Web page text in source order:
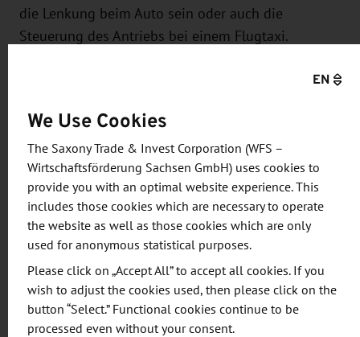
die Lenkung beim Auto sein oder auch die
Steuerung des Antriebs bei einem Flugtaxi.
Wesentliche Basis für die Entwicklung im Projekt
(Fully Depleted Silicon On Insulator) des OCEAN12-
Projektpartners Globalfoundries. Dahinter steckt
ein Fertigungsansatz für Halbleiter, bei dem eine
zusätzlich eingebrachte, sehr dünne
Isolationsschicht im Chip die sogenannten
Rechengeschwindigkeit. Auf Basis dieser
Technologie können die Partner des
Forschungsverbundes anschließend Komponenten
EN
We Use Cookies
The Saxony Trade & Invest Corporation (WFS –
Wirtschaftsförderung Sachsen GmbH) uses cookies to
provide you with an optimal website experience. This
includes those cookies which are necessary to operate
the website as well as those cookies which are only
used for anonymous statistical purposes.
Please click on „Accept All” to accept all cookies. If you
wish to adjust the cookies used, then please click on the
button “Select.” Functional cookies continue to be
processed even without your consent.